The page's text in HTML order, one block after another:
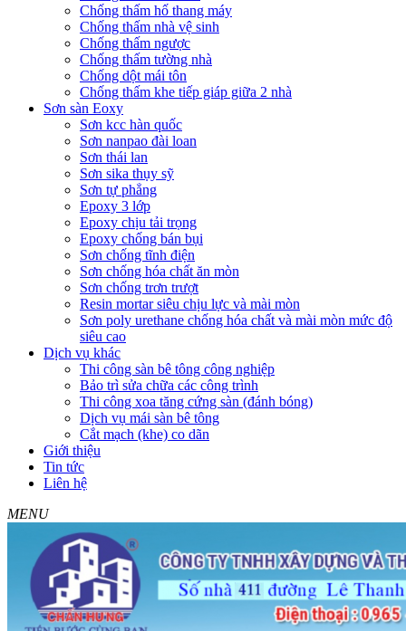
Chống thấm hố thang máy
Chống thấm nhà vệ sinh
Chống thấm ngược
Chống thấm tường nhà
Chống dột mái tôn
Chống thấm khe tiếp giáp giữa 2 nhà
Sơn sàn Eoxy
Sơn kcc hàn quốc
Sơn nanpao đài loan
Sơn thái lan
Sơn sika thụy sỹ
Sơn tự phẳng
Epoxy 3 lớp
Epoxy chịu tải trọng
Epoxy chống bán bụi
Sơn chống tĩnh điện
Sơn chống hóa chất ăn mòn
Sơn chống trơn trượt
Resin mortar siêu chịu lực và mài mòn
Sơn poly urethane chống hóa chất và mài mòn mức độ
siêu cao
Dịch vụ khác
Thi công sàn bê tông công nghiệp
Bảo trì sửa chữa các công trình
Thi công xoa tăng cứng sàn (đánh bóng)
Dịch vụ mái sàn bê tông
Cắt mạch (khe) co dãn
Giới thiệu
Tin tức
Liên hệ
MENU